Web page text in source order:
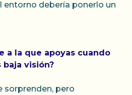
entorno debería ponerlo un
a la que apoyas cuando
visión?
sorprenden, pero